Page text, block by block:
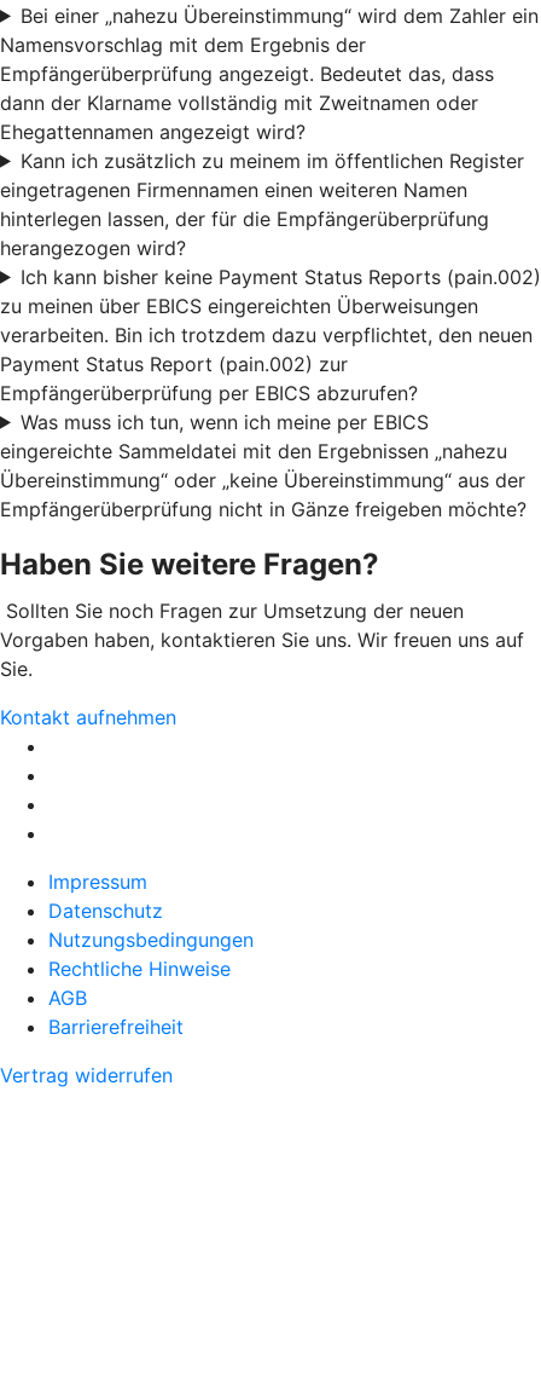
Bei einer „nahezu Übereinstimmung“ wird dem Zahler ein
Namensvorschlag mit dem Ergebnis der
Empfängerüberprüfung angezeigt. Bedeutet das, dass
dann der Klarname vollständig mit Zweitnamen oder
Ehegattennamen angezeigt wird?
Kann ich zusätzlich zu meinem im öffentlichen Register
eingetragenen Firmennamen einen weiteren Namen
hinterlegen lassen, der für die Empfängerüberprüfung
herangezogen wird?
Ich kann bisher keine Payment Status Reports (pain.002)
zu meinen über EBICS eingereichten Überweisungen
verarbeiten. Bin ich trotzdem dazu verpflichtet, den neuen
Payment Status Report (pain.002) zur
Empfängerüberprüfung per EBICS abzurufen?
Was muss ich tun, wenn ich meine per EBICS
eingereichte Sammeldatei mit den Ergebnissen „nahezu
Übereinstimmung“ oder „keine Übereinstimmung“ aus der
Empfängerüberprüfung nicht in Gänze freigeben möchte?
Haben Sie weitere Fragen?
Sollten Sie noch Fragen zur Umsetzung der neuen
Vorgaben haben, kontaktieren Sie uns. Wir freuen uns auf
Sie.
Kontakt aufnehmen
Impressum
Datenschutz
Nutzungsbedingungen
Rechtliche Hinweise
AGB
Barrierefreiheit
Vertrag widerrufen